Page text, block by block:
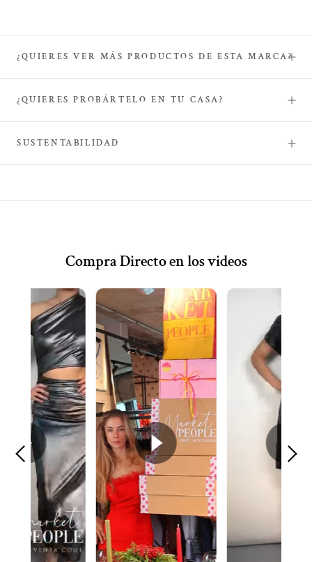
¿QUIERES VER MÁS PRODUCTOS DE ESTA MARCA?
¿QUIERES PROBÁRTELO EN TU CASA?
SUSTENTABILIDAD